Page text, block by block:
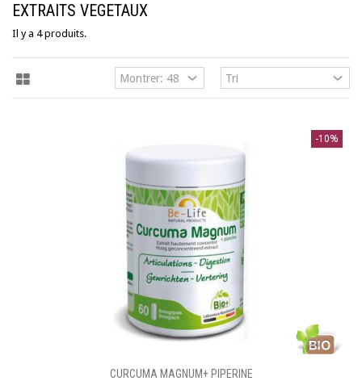
EXTRAITS VEGETAUX
Il y a 4 produits.
-10%
CURCUMA MAGNUM+ PIPERINE